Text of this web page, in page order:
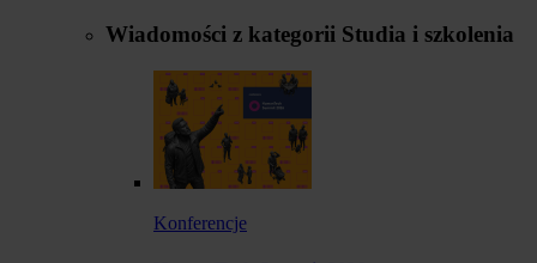
Wiadomości z kategorii Studia i szkolenia
Konferencje